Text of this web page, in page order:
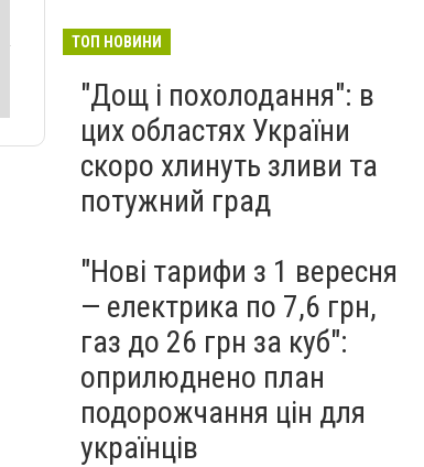
миті: на Тернопільщині
знешкодили боєприпас
Вчора
ТОП НОВИНИ
"Дощ і похолодання": в
цих областях України
скоро хлинуть зливи та
потужний град
"Нові тарифи з 1 вересня
— електрика по 7,6 грн,
газ до 26 грн за куб":
оприлюднено план
подорожчання цін для
українців